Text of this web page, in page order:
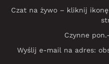
Czat na żywo – kliknij
Czynne
Wyślij e-mail na adres: